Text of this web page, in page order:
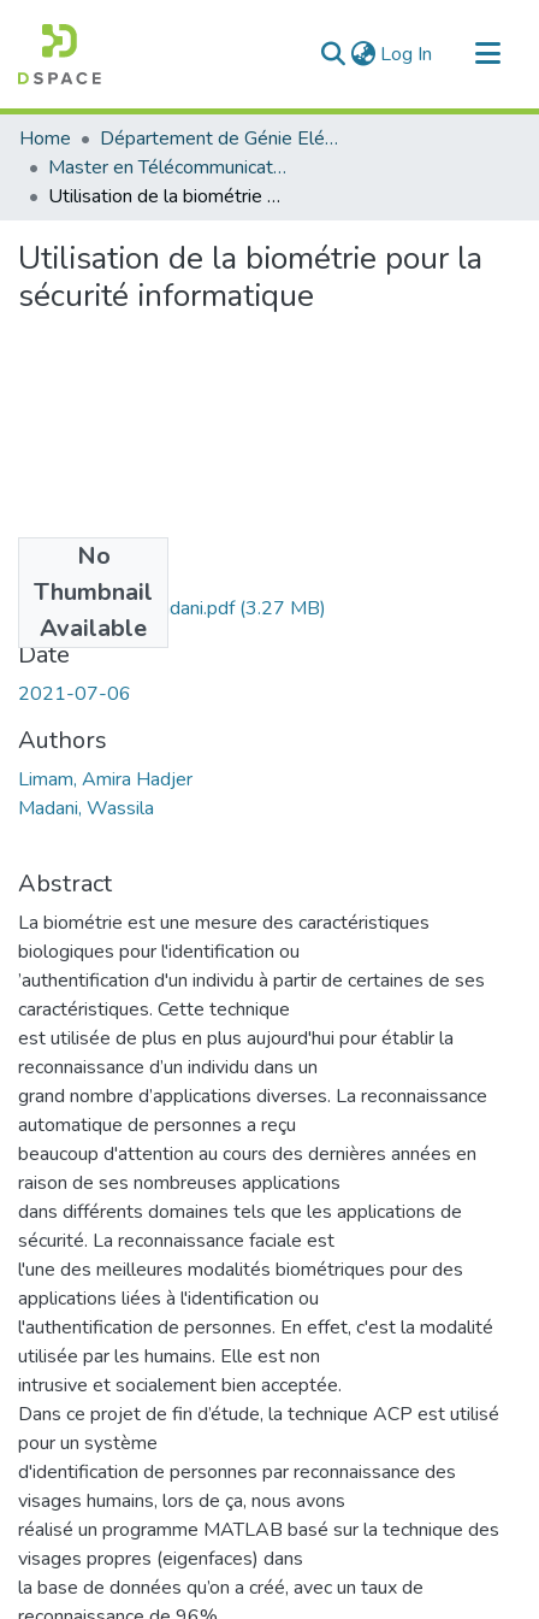
Log In (current)
Communities & Collections
All of DSpace
Statistics
Home
Département de Génie Eléctrique et Electronique
Master en Télécommunication
Utilisation de la biométrie pour la sécurité informatique
Utilisation de la biométrie pour la
sécurité informatique
No
Thumbnail
Available
Ms.Tel.Limam+Madani.pdf(3.27 MB)
Date
2021-07-06
Authors
Limam, Amira Hadjer
Madani, Wassila
Abstract
La biométrie est une mesure des caractéristiques
biologiques pour l'identification ou
’authentification d'un individu à partir de certaines de ses
caractéristiques. Cette technique
est utilisée de plus en plus aujourd'hui pour établir la
reconnaissance d’un individu dans un
grand nombre d’applications diverses. La reconnaissance
automatique de personnes a reçu
beaucoup d'attention au cours des dernières années en
raison de ses nombreuses applications
dans différents domaines tels que les applications de
sécurité. La reconnaissance faciale est
l'une des meilleures modalités biométriques pour des
applications liées à l'identification ou
l'authentification de personnes. En effet, c'est la modalité
utilisée par les humains. Elle est non
intrusive et socialement bien acceptée.
Dans ce projet de fin d’étude, la technique ACP est utilisé
pour un système
d'identification de personnes par reconnaissance des
visages humains, lors de ça, nous avons
réalisé un programme MATLAB basé sur la technique des
visages propres (eigenfaces) dans
la base de données qu’on a créé, avec un taux de